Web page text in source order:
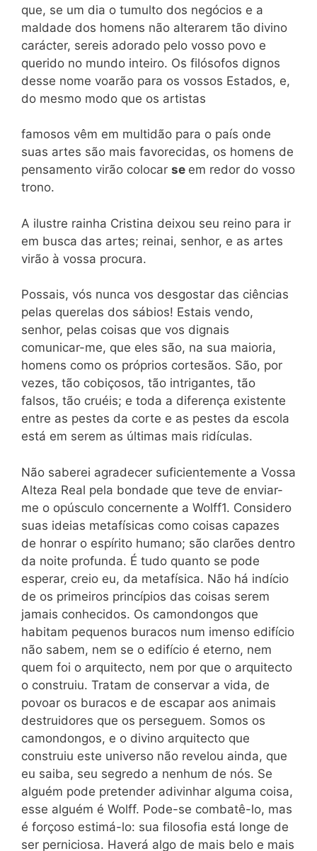
que, se um dia o tumulto dos negócios e a
maldade dos homens não alterarem tão divino
carácter, sereis adorado pelo vosso povo e
querido no mundo inteiro. Os filósofos dignos
desse nome voarão para os vossos Estados, e,
do mesmo modo que os artistas
famosos vêm em multidão para o país onde
suas artes são mais favorecidas, os homens de
pensamento virão colocar se em redor do vosso
trono.
A ilustre rainha Cristina deixou seu reino para ir
em busca das artes; reinai, senhor, e as artes
virão à vossa procura.
Possais, vós nunca vos desgostar das ciências
pelas querelas dos sábios! Estais vendo,
senhor, pelas coisas que vos dignais
comunicar-me, que eles são, na sua maioria,
homens como os próprios cortesãos. São, por
vezes, tão cobiçosos, tão intrigantes, tão
falsos, tão cruéis; e toda a diferença existente
entre as pestes da corte e as pestes da escola
está em serem as últimas mais ridículas.
Não saberei agradecer suficientemente a Vossa
Alteza Real pela bondade que teve de enviar-
me o opúsculo concernente a Wolff1. Considero
suas ideias metafísicas como coisas capazes
de honrar o espírito humano; são clarões dentro
da noite profunda. É tudo quanto se pode
esperar, creio eu, da metafísica. Não há indício
de os primeiros princípios das coisas serem
jamais conhecidos. Os camondongos que
habitam pequenos buracos num imenso edifício
não sabem, nem se o edifício é eterno, nem
quem foi o arquitecto, nem por que o arquitecto
o construiu. Tratam de conservar a vida, de
povoar os buracos e de escapar aos animais
destruidores que os perseguem. Somos os
camondongos, e o divino arquitecto que
construiu este universo não revelou ainda, que
eu saiba, seu segredo a nenhum de nós. Se
alguém pode pretender adivinhar alguma coisa,
esse alguém é Wolff. Pode-se combatê-lo, mas
é forçoso estimá-lo: sua filosofia está longe de
ser perniciosa. Haverá algo de mais belo e mais